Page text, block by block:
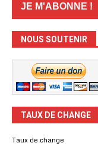
NOUS SOUTENIR
TAUX DE CHANGE
Taux de change